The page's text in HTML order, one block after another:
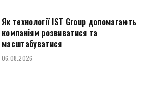
Як технології IST Group допомагають
компаніям розвиватися та
масштабуватися
06.08.2026